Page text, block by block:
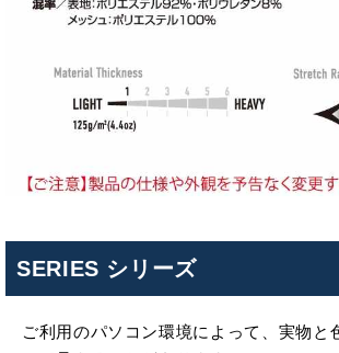
SERIES シリーズ
ご利用のパソコン環境によって、実物と